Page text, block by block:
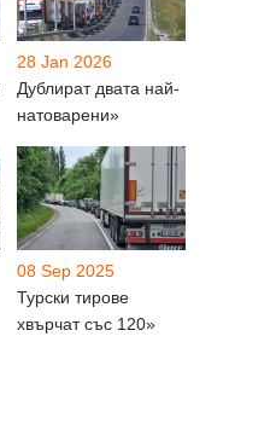
28 Jan 2026
Дублират двата най-
натоварени»
08 Sep 2025
Турски тирове
хвърчат със 120»